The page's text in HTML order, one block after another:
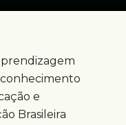
e
Brasileira